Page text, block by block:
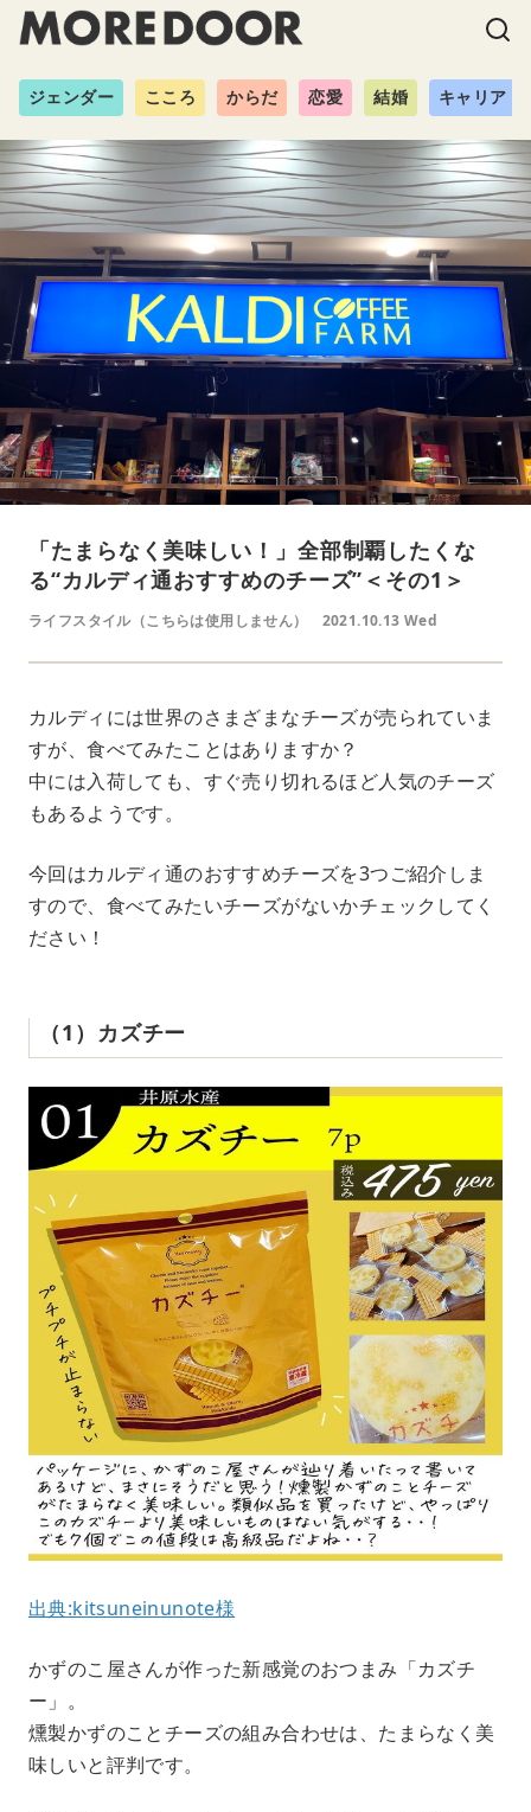
ジェンダー こころ からだ 恋愛 結婚 キャリア
「たまらなく美味しい！」全部制覇したくな
る“カルディ通おすすめのチーズ”＜その1＞
ライフスタイル（こちらは使用しません） 2021.10.13 Wed
カルディには世界のさまざまなチーズが売られていま
すが、食べてみたことはありますか？
中には入荷しても、すぐ売り切れるほど人気のチーズ
もあるようです。
今回はカルディ通のおすすめチーズを3つご紹介しま
すので、食べてみたいチーズがないかチェックしてく
ださい！
（1）カズチー
出典:kitsuneinunote様
かずのこ屋さんが作った新感覚のおつまみ「カズチ
ー」。
燻製かずのことチーズの組み合わせは、たまらなく美
味しいと評判です。